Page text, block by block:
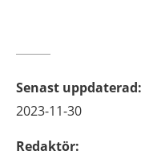
Senast uppdaterad:
2023-11-30
Redaktör: